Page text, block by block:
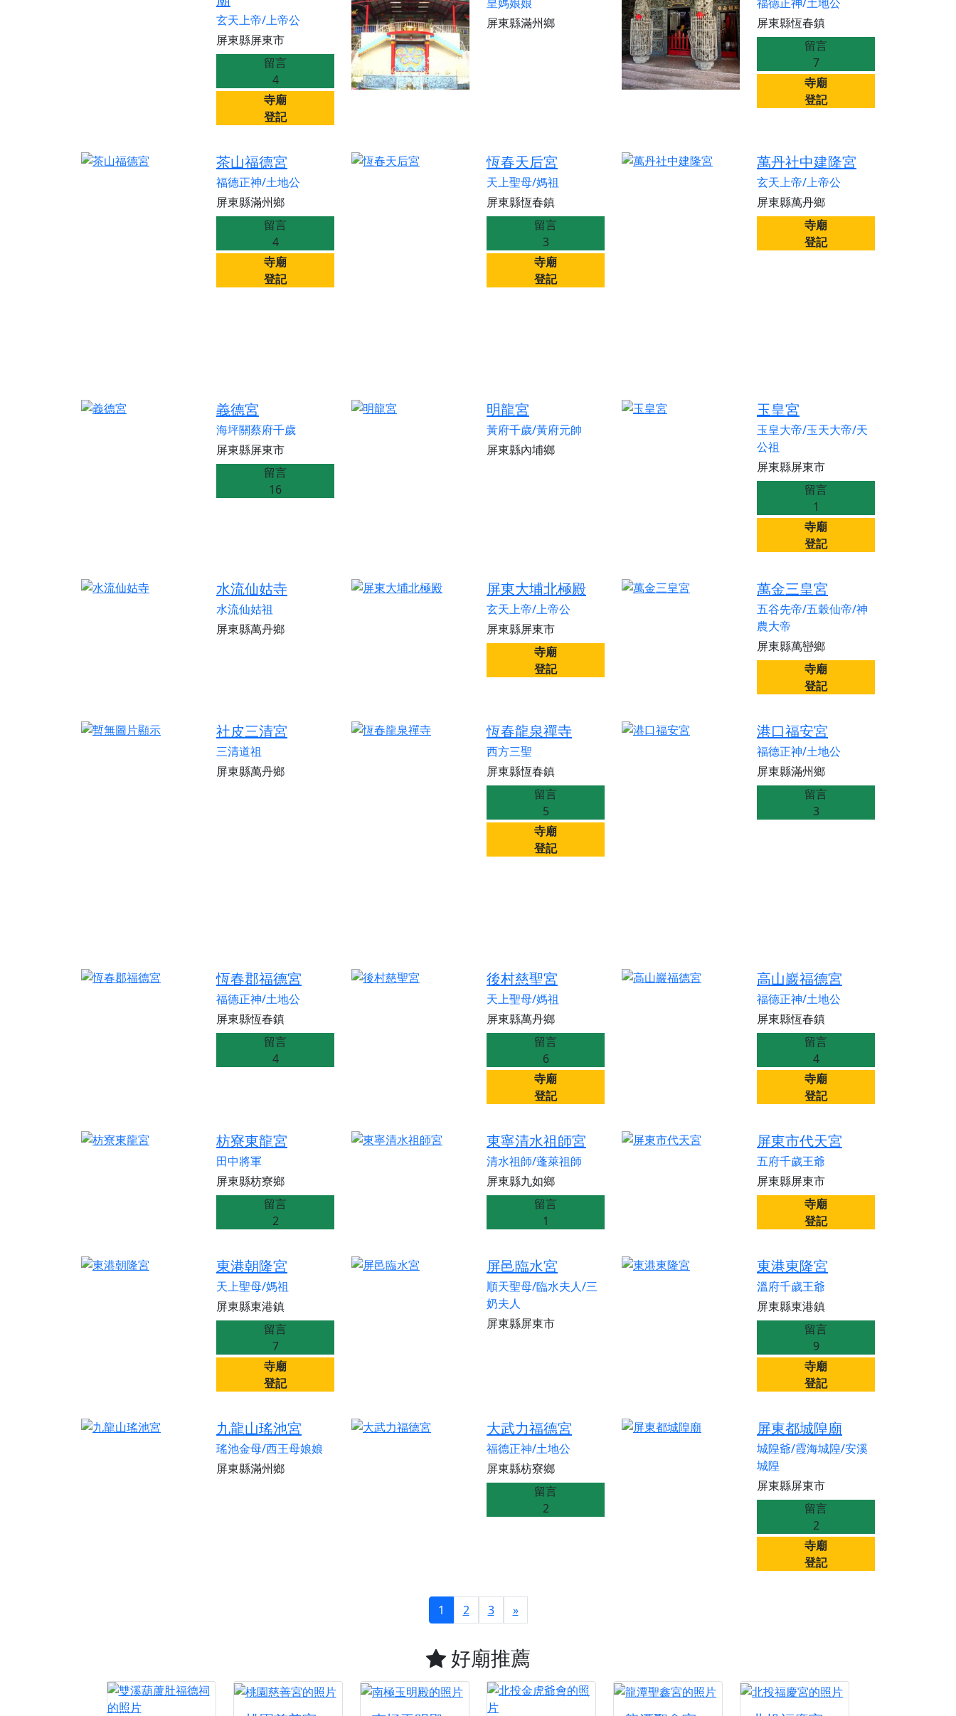
玄天上帝/上帝公
屏東縣屏東市
留言
4
寺廟
登記
屏東縣滿州鄉
屏東縣恆春鎮
留言
7
寺廟
登記
茶山福德宮
福德正神/土地公
屏東縣滿州鄉
留言
4
寺廟
登記
恆春天后宮
天上聖母/媽祖
屏東縣恆春鎮
留言
3
寺廟
登記
萬丹社中建隆宮
玄天上帝/上帝公
屏東縣萬丹鄉
寺廟
登記
義德宮
海坪關蔡府千歲
屏東縣屏東市
留言
16
明龍宮
黃府千歲/黃府元帥
屏東縣內埔鄉
玉皇宮
玉皇大帝/玉天大帝/天
公祖
屏東縣屏東市
留言
1
寺廟
登記
水流仙姑寺
水流仙姑祖
屏東縣萬丹鄉
屏東大埔北極殿
玄天上帝/上帝公
屏東縣屏東市
寺廟
登記
萬金三皇宮
五谷先帝/五穀仙帝/神
農大帝
屏東縣萬巒鄉
寺廟
登記
社皮三清宮
三清道祖
屏東縣萬丹鄉
恆春龍泉禪寺
西方三聖
屏東縣恆春鎮
留言
5
寺廟
登記
港口福安宮
福德正神/土地公
屏東縣滿州鄉
留言
3
恆春郡福德宮
福德正神/土地公
屏東縣恆春鎮
留言
4
後村慈聖宮
天上聖母/媽祖
屏東縣萬丹鄉
留言
6
寺廟
登記
高山巖福德宮
福德正神/土地公
屏東縣恆春鎮
留言
4
寺廟
登記
枋寮東龍宮
田中將軍
屏東縣枋寮鄉
留言
2
東寧清水祖師宮
清水祖師/蓬萊祖師
屏東縣九如鄉
留言
1
屏東市代天宮
五府千歲王爺
屏東縣屏東市
寺廟
登記
東港朝隆宮
天上聖母/媽祖
屏東縣東港鎮
留言
7
寺廟
登記
屏邑臨水宮
順天聖母/臨水夫人/三
奶夫人
屏東縣屏東市
東港東隆宮
溫府千歲王爺
屏東縣東港鎮
留言
9
寺廟
登記
九龍山瑤池宮
瑤池金母/西王母娘娘
屏東縣滿州鄉
大武力福德宮
福德正神/土地公
屏東縣枋寮鄉
留言
2
屏東都城隍廟
城隍爺/霞海城隍/安溪
城隍
屏東縣屏東市
留言
2
寺廟
登記
1 2 3 »
好廟推薦